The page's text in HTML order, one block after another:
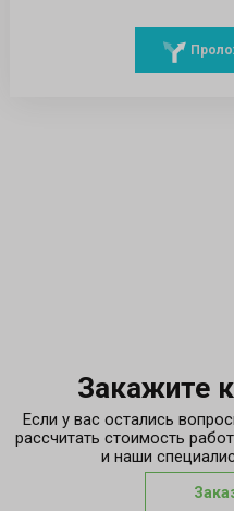
Закажите
Если у вас остались
рассчитать стоимость
и наши